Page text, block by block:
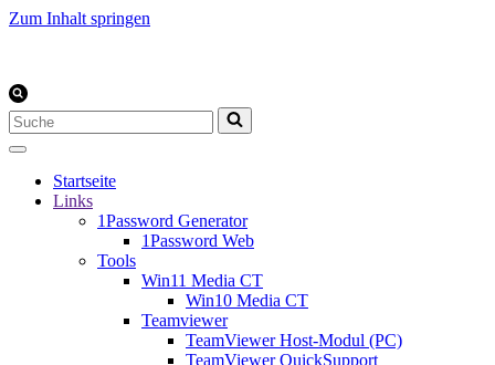
Zum Inhalt springen
Suchen
nach …
Startseite
Links
1Password Generator
1Password Web
Tools
Win11 Media CT
Win10 Media CT
Teamviewer
TeamViewer Host-Modul (PC)
TeamViewer QuickSupport